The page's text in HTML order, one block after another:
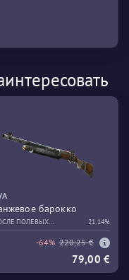
барокко
ПОЛЕВЫХ
21.14%
-64% 220,25 €
79,00 €